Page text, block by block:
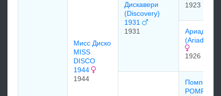
Мисс Диско
MISS
DISCO
1944
1944
Диcкавеpи
(Discovery)
1931
1931
1923
Аpиадна
(Ariadne)
1926
Помпей
POMPEY